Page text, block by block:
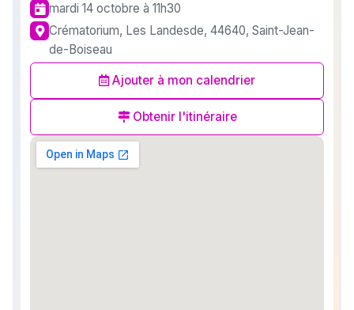
mardi 14 octobre à 11h30
Crématorium, Les Landesde, 44640, Saint-Jean-
de-Boiseau
Ajouter à mon calendrier
Obtenir l'itinéraire